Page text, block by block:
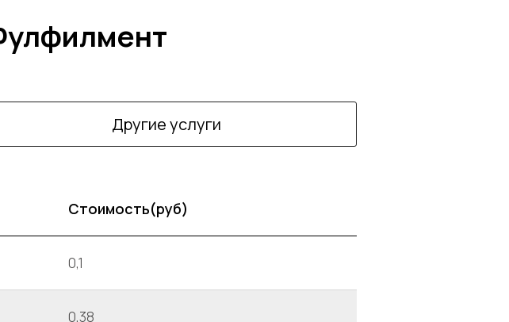
Другие услуги
Стоимость(руб)
0,1
0,38